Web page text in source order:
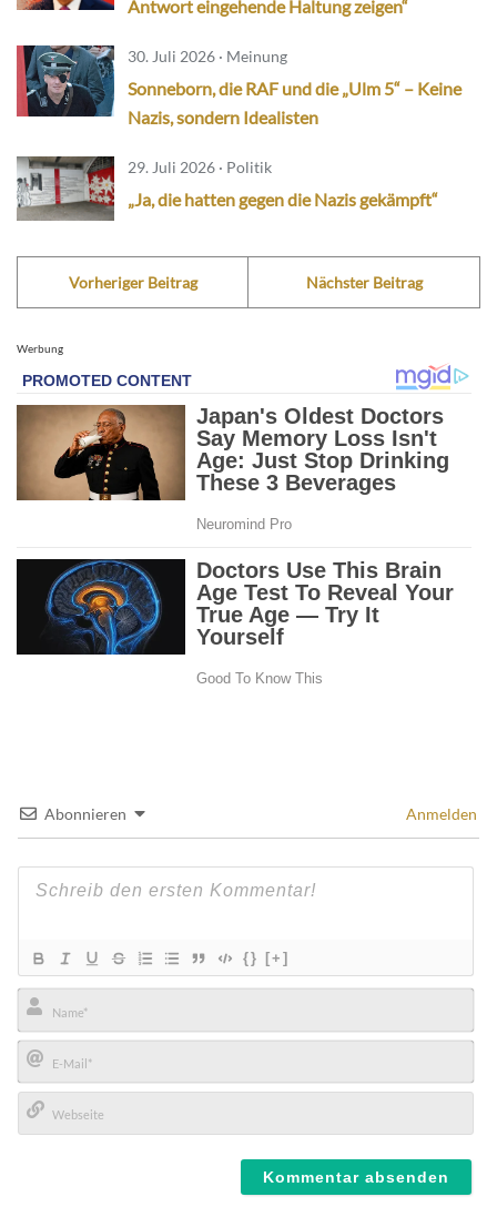
Antwort eingehende Haltung zeigen“
30. Juli 2026 · Meinung
Sonneborn, die RAF und die „Ulm 5“ – Keine
Nazis, sondern Idealisten
29. Juli 2026 · Politik
„Ja, die hatten gegen die Nazis gekämpft“
Vorheriger Beitrag Nächster Beitrag
Werbung
Abonnieren Anmelden
{} [+]
Name*
E-
Mail*